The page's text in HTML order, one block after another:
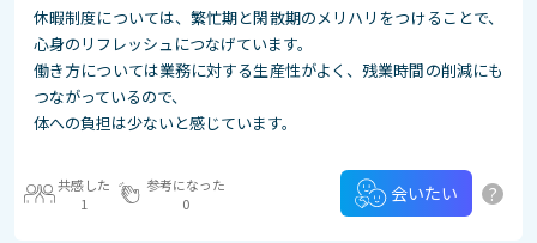
休暇制度については、繁忙期と閑散期のメリハリをつけることで、
心身のリフレッシュにつなげています。
働き方については業務に対する生産性がよく、残業時間の削減にも
つながっているので、
体への負担は少ないと感じています。
共感した
1
参考になった
0
会いたい ?